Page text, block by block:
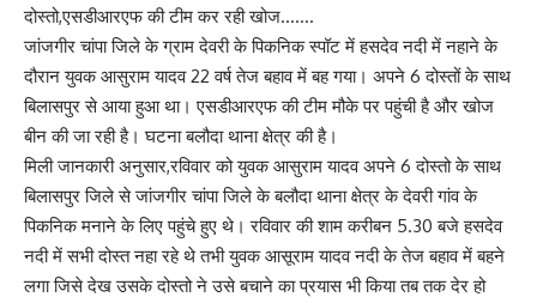
दोस्तो,एसडीआरएफ की टीम कर रही खोज…….
जांजगीर चांपा जिले के ग्राम देवरी के पिकनिक स्पॉट में हसदेव नदी में नहाने के
दौरान युवक आसुराम यादव 22 वर्ष तेज बहाव में बह गया। अपने 6 दोस्तों के साथ
बिलासपुर से आया हुआ था। एसडीआरएफ की टीम मौके पर पहुंची है और खोज
बीन की जा रही है। घटना बलौदा थाना क्षेत्र की है।
मिली जानकारी अनुसार,रविवार को युवक आसुराम यादव अपने 6 दोस्तो के साथ
बिलासपुर जिले से जांजगीर चांपा जिले के बलौदा थाना क्षेत्र के देवरी गांव के
पिकनिक मनाने के लिए पहुंचे हुए थे। रविवार की शाम करीबन 5.30 बजे हसदेव
नदी में सभी दोस्त नहा रहे थे तभी युवक आसूराम यादव नदी के तेज बहाव में बहने
लगा जिसे देख उसके दोस्तो ने उसे बचाने का प्रयास भी किया तब तक देर हो